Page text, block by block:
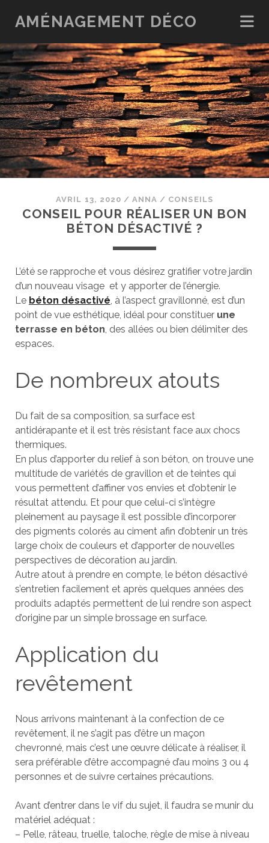
AMÉNAGEMENT DÉCO
AVRIL 13, 2020 /ANNA / CONSEILS
CONSEIL POUR RÉALISER UN BON
BÉTON DÉSACTIVÉ ?
L’été se rapproche et vous désirez gratifier votre jardin
d’un nouveau visage et y apporter de l’énergie.
Le béton désactivé, à l’aspect gravillonné, est d’un
point de vue esthétique, idéal pour constituer une
terrasse en béton, des allées ou bien délimiter des
espaces.
De nombreux atouts
Du fait de sa composition, sa surface est
antidérapante et il est très résistant face aux chocs
thermiques.
En plus d’apporter du relief à son béton, on trouve une
multitude de variétés de gravillon et de teintes qui
vous permettent d’affiner vos envies et d’obtenir le
résultat attendu. Et pour que celui-ci s’intègre
pleinement au paysage il est possible d’incorporer
des pigments colorés au ciment afin d’obtenir un très
large choix de couleurs et d’apporter de nouvelles
perspectives de décoration au jardin.
Autre atout à prendre en compte, le béton désactivé
s’entretien facilement et après quelques années des
produits adaptés permettent de lui rendre son aspect
d’origine par un simple brossage en surface.
Application du
revêtement
Nous arrivons maintenant à la confection de ce
revêtement, il ne s’agit pas d’être un maçon
chevronné, mais c’est une œuvre délicate à réaliser, il
sera préférable d’être accompagné d’au moins 3 ou 4
personnes et de suivre certaines précautions.
Avant d’entrer dans le vif du sujet, il faudra se munir du
matériel adéquat :
– Pelle, râteau, truelle, taloche, règle de mise à niveau